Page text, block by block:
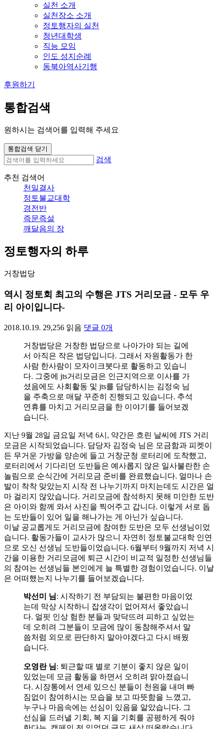
실천 소개
실천장소 소개
정토행자의 실천
청년대학생
직능 모임
인도 성지순례
동북아역사기행
후원하기
통합검색
원하시는 검색어를 입력해 주세요
통합검색 닫기
검색
추천 검색어
천일결사
정토불교대학
경전반
즉문즉설
깨달음의 장
정토행자의 하루
거창법당
역시 정토회 최고의 수행은 JTS 거리모금 - 모두 우
리 아이입니다-
2018.10.19. 29,256 읽음 댓글 0개
거창법당은 거창한 법당으로 나아가야 되는 길에
서 아직은 작은 법당입니다. 그래서 자원활동가 한
사람 한사람이 모자이크붓다로 활동하고 있습니
다. 그중에 jts거리모금은 인근지역으로 이사를 가
셨음에도 사회활동 및 jts를 담당하시는 김정숙 님
을 주축으로 매달 꾸준히 진행되고 있습니다. 추석
연휴를 마치고 거리모금을 한 이야기를 들어보겠
습니다.
지난 9월 28일 금요일 저녁 6시, 약간은 흐린 날씨에 JTS 거리
모금은 시작되었습니다. 담당자 김정숙 님은 모금함과 피켓이
든 무거운 가방을 양손에 들고 거창군청 로터리에 도착했고,
로터리에서 기다리던 도반들은 예사롭지 않은 일사불란한 손
놀림으로 순식간에 거리모금 준비를 완료했습니다. 얼마나 손
발이 착착 맞았는지 시작 전 나누기까지 마치는데도 시간은 얼
마 걸리지 않았습니다. 거리모금에 참석하지 못해 미안한 도반
은 아이와 함께 와서 사진을 찍어주고 갑니다. 이렇게 서로 돕
는 도반들이 있어 일을 해나가는 게 아닌가 싶습니다.
이날 공교롭게도 거리모금에 참여한 도반은 모두 선생님이었
습니다. 활동가들이 교사가 많으니 자연히 정토불교대학 인연
으로 오신 선생님 도반들이었습니다. 6월부터 9월까지 저녁 시
간을 이용한 거리모금에 퇴근 시간이 비교적 일정한 선생님들
의 참여는 선생님들 본인에게 늘 특별한 경험이었습니다. 이날
은 어떠했는지 나누기를 들어보겠습니다.
박선미 님: 시작하기 전 부담되는 불편한 마음이었
는데 막상 시작하니 잡생각이 없어져서 좋았습니
다. 얼핏 인상 험한 분들과 맞닥뜨려 피하고 싶었는
데 오히려 그분들이 모금에 많이 동참해주셔서 말
씀처럼 외모로 판단하지 말아야겠다고 다시 배웠
습니다.
오영란 님: 퇴근할 때 별로 기분이 좋지 않은 일이
있었는데 모금 활동을 하면서 오히려 맑아졌습니
다. 시장통에서 연세 있으신 분들이 천원을 내며 빠
짐없이 참여하시는 모습을 보고 따뜻함을 느꼈고,
누구나 마음속에는 선심이 있음을 알았습니다. 그
선심을 드러낼 기회, 복 지을 기회를 공평하게 줘야